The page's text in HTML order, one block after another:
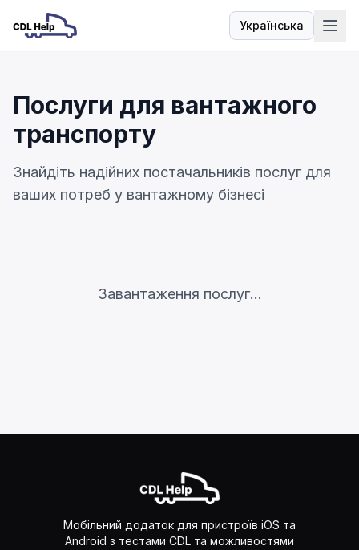
Українська
Мова
Послуги для вантажного
транспорту
Знайдіть надійних постачальників послуг для
ваших потреб у вантажному бізнесі
Завантаження послуг...
Мобільний додаток для пристроїв iOS та
Android з тестами CDL та можливостями